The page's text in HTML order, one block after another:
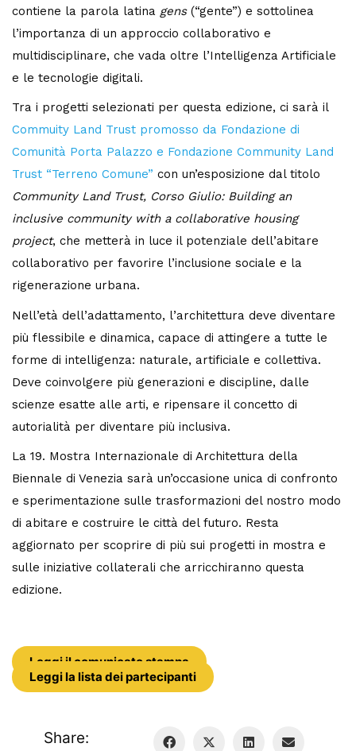
contiene la parola latina gens(“gente”) e sottolinea
l’importanza di un approccio collaborativo e
multidisciplinare, che vada oltre l’Intelligenza Artificiale
e le tecnologie digitali.
Tra i progetti selezionati per questa edizione, ci sarà il
Commuity Land Trust promosso da Fondazione di
Comunità Porta Palazzo e Fondazione Community Land
Trust “Terreno Comune” con un’esposizione dal titolo
Community Land Trust, Corso Giulio: Building an
inclusive community with a collaborative housing
project, che metterà in luce il potenziale dell’abitare
collaborativo per favorire l’inclusione sociale e la
rigenerazione urbana.
Nell’età dell’adattamento, l’architettura deve diventare
più flessibile e dinamica, capace di attingere a tutte le
forme di intelligenza: naturale, artificiale e collettiva.
Deve coinvolgere più generazioni e discipline, dalle
scienze esatte alle arti, e ripensare il concetto di
autorialità per diventare più inclusiva.
La 19. Mostra Internazionale di Architettura della
Biennale di Venezia sarà un’occasione unica di confronto
e sperimentazione sulle trasformazioni del nostro modo
di abitare e costruire le città del futuro. Resta
aggiornato per scoprire di più sui progetti in mostra e
sulle iniziative collaterali che arricchiranno questa
edizione.
Leggi il comunicato stampa
Leggi la lista dei partecipanti
Share: